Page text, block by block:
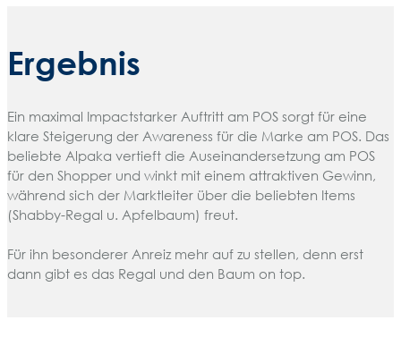
Ergebnis
Ein maximal Impactstarker Auftritt am POS sorgt für eine
klare Steigerung der Awareness für die Marke am POS. Das
beliebte Alpaka vertieft die Auseinandersetzung am POS
für den Shopper und winkt mit einem attraktiven Gewinn,
während sich der Marktleiter über die beliebten Items
(Shabby-Regal u. Apfelbaum) freut.
Für ihn besonderer Anreiz mehr auf zu stellen, denn erst
dann gibt es das Regal und den Baum on top.